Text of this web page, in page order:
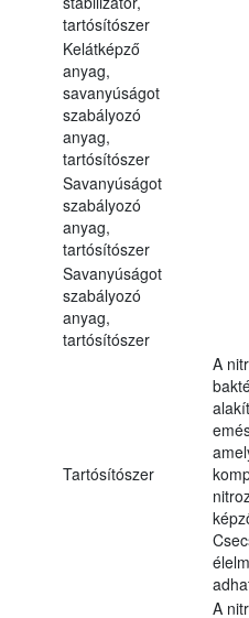
tartósítószer
Kelátképző
anyag,
savanyúságot
szabályozó
anyag,
tartósítószer
Savanyúságot
szabályozó
anyag,
tartósítószer
Savanyúságot
szabályozó
anyag,
tartósítószer
Tartósítószer
A
A